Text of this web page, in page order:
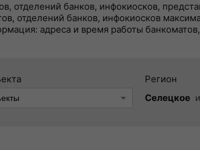
отделений банков, инфокиосков,
отделений банков, инфокиосков
адреса и время работы
Регион
Селецкое